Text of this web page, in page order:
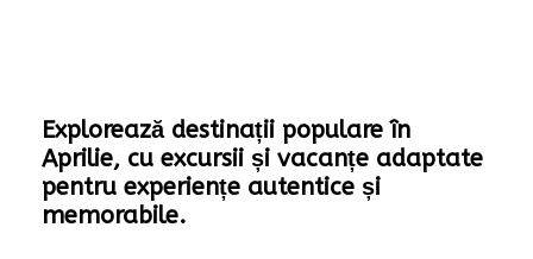
Explorează destinații populare în
Aprilie, cu excursii și vacanțe adaptate
pentru experiențe autentice și
memorabile.